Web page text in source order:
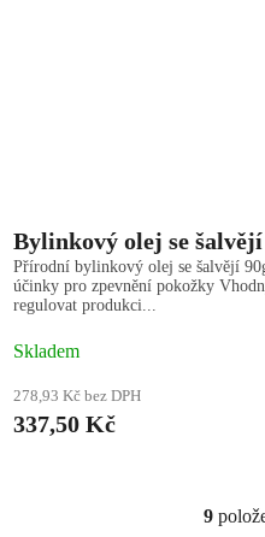
Bylinkový olej se šalvějí
Přírodní bylinkový olej se šalvějí
účinky pro zpevnění pokožky
regulovat produkci...
Skladem
278,93 Kč bez DPH
337,50 Kč
9